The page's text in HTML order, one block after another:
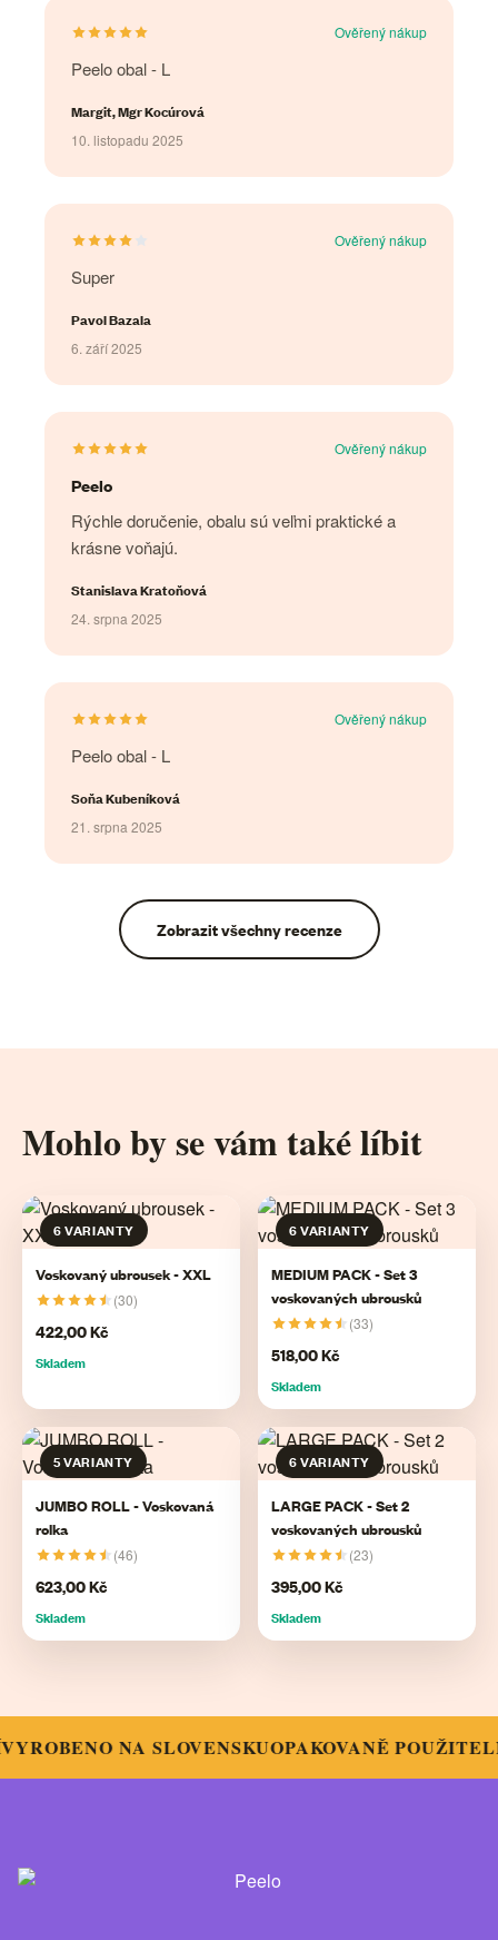
Ověřený nákup
Peelo obal - L
Margit, Mgr Kocúrová
10. listopadu 2025
Ověřený nákup
Super
Pavol Bazala
6. září 2025
Ověřený nákup
Peelo
Rýchle doručenie, obalu sú veľmi praktické a
krásne voňajú.
Stanislava Kratoňová
24. srpna 2025
Ověřený nákup
Peelo obal - L
Soňa Kubeníková
21. srpna 2025
Zobrazit všechny recenze
Mohlo by se vám také líbit
6 VARIANTY
Voskovaný ubrousek - XXL
(30)
422,00 Kč
Skladem
6 VARIANTY
MEDIUM PACK - Set 3
voskovaných ubrousků
(33)
518,00 Kč
Skladem
5 VARIANTY
JUMBO ROLL - Voskovaná
rolka
(46)
623,00 Kč
Skladem
6 VARIANTY
LARGE PACK - Set 2
voskovaných ubrousků
(23)
395,00 Kč
Skladem
NA SLOVENSKUOPAKOVANĚ